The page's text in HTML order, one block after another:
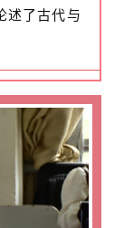
述了古代与